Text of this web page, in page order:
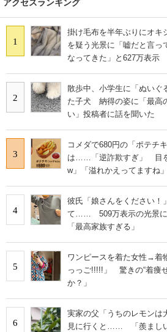
アクセスランキング
1
掛け毛布を半年ぶりにオ
を疑う光景に「嘘だと言っ
なってきた」と627万表示
2
散歩中、小学生に「ぬいぐ
た子犬 納得の姿に「最高
い」投稿者に話を聞いた
3
コメダで680円の「ポテチ
は……「逆詐欺すぎ」 目
w」「溢れかえってますね」
4
彼氏「娘さんをください
て…… 509万表示の光景に
「最高家族すぎる」
5
ワンピースを着た女性→
っっご!!!!!」 驚きの“着痩
か？」
6
実家の父「うちのレモン
見に行くと…… 「羨まし